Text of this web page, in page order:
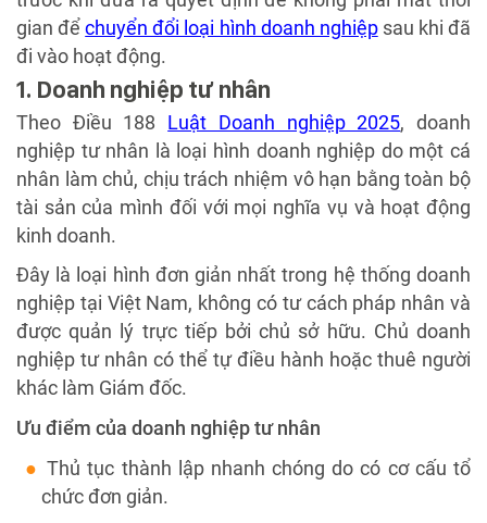
gian đểchuyển đổi loại hình doanh nghiệpsau khi đã
đi vào hoạt động.
1. Doanh nghiệp tư nhân
Theo Điều 188 Luật Doanh nghiệp 2025, doanh
nghiệp tư nhân là loại hình doanh nghiệp do một cá
nhân làm chủ, chịu trách nhiệm vô hạn bằng toàn bộ
tài sản của mình đối với mọi nghĩa vụ và hoạt động
kinh doanh.
Đây là loại hình đơn giản nhất trong hệ thống doanh
nghiệp tại Việt Nam, không có tư cách pháp nhân và
được quản lý trực tiếp bởi chủ sở hữu. Chủ doanh
nghiệp tư nhân có thể tự điều hành hoặc thuê người
khác làm Giám đốc.
Ưu điểm của doanh nghiệp tư nhân
Thủ tục thành lập nhanh chóng do có cơ cấu tổ
chức đơn giản.